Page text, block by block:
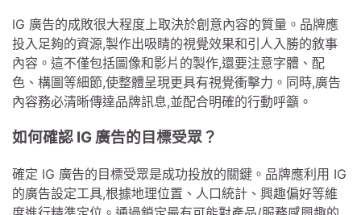
IG 廣告的成敗很大程度上取決於創意內容的質量。品牌應
投入足夠的資源,製作出吸睛的視覺效果和引人入勝的敘事
內容。這不僅包括圖像和影片的製作,還要注意字體、配
色、構圖等細節,使整體呈現更具有視覺衝擊力。同時,廣告
內容務必清晰傳達品牌訊息,並配合明確的行動呼籲。
如何確認 IG 廣告的目標受眾？
確定 IG 廣告的目標受眾是成功投放的關鍵。品牌應利用 IG
的廣告設定工具,根據地理位置、人口統計、興趣偏好等維